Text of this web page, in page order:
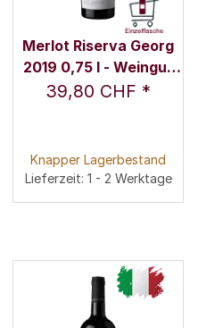
Merlot Riserva Georg
2019 0,75 l - Weingut
Nicolussi-Leck
39,80 CHF *
Knapper Lagerbestand
Lieferzeit: 1 - 2 Werktage